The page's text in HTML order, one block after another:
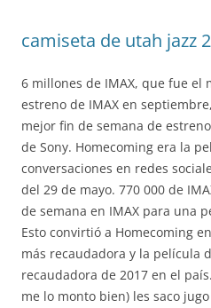
camiseta de utah jazz
6 millones de IMAX, que fue el
estreno de IMAX en septiembre,
mejor fin de semana de
de Sony. Homecoming era la
conversaciones en redes
del 29 de mayo. 770 000 de
de semana en IMAX para una
Esto convirtió a Homecoming
más recaudadora y la película
recaudadora de 2017 en el
me lo monto bien) les saco